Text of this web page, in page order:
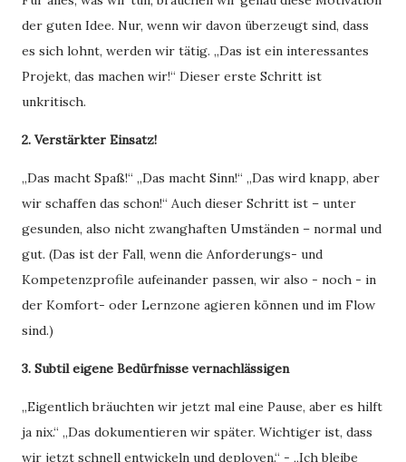
der guten Idee. Nur, wenn wir davon überzeugt sind, dass
es sich lohnt, werden wir tätig. „Das ist ein interessantes
Projekt, das machen wir!“ Dieser erste Schritt ist
unkritisch.
2. Verstärkter Einsatz!
„Das macht Spaß!“ „Das macht Sinn!“ „Das wird knapp, aber
wir schaffen das schon!“ Auch dieser Schritt ist – unter
gesunden, also nicht zwanghaften Umständen – normal und
gut. (Das ist der Fall, wenn die Anforderungs- und
Kompetenzprofile aufeinander passen, wir also - noch - in
der Komfort- oder Lernzone agieren können und im Flow
sind.)
3. Subtil eigene Bedürfnisse vernachlässigen
„Eigentlich bräuchten wir jetzt mal eine Pause, aber es hilft
ja nix.“ „Das dokumentieren wir später. Wichtiger ist, dass
wir jetzt schnell entwickeln und deployen.“ - „Ich bleibe